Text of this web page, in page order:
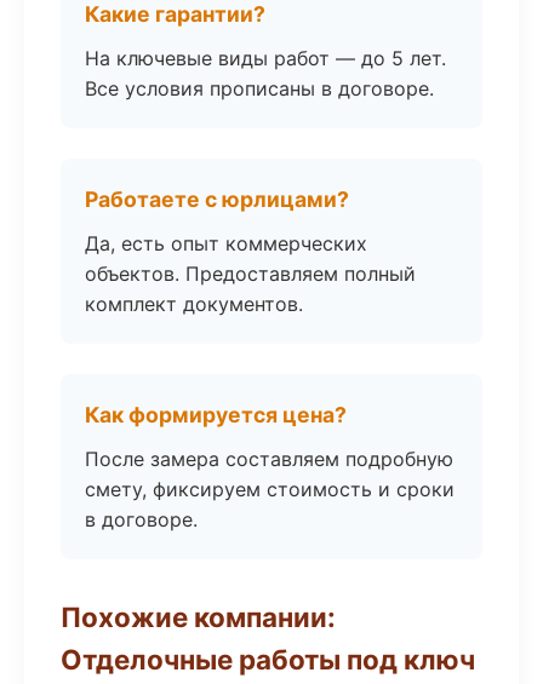
Какие гарантии?
На ключевые виды работ — до 5 лет.
Все условия прописаны в договоре.
Работаете с юрлицами?
Да, есть опыт коммерческих
объектов. Предоставляем полный
комплект документов.
Как формируется цена?
После замера составляем подробную
смету, фиксируем стоимость и сроки
в договоре.
Похожие компании:
Отделочные работы под ключ